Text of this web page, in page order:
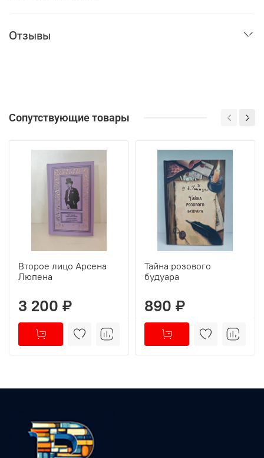
Отзывы
Сопутствующие товары
Второе лицо Арсена
Люпена
3 200 ₽
Тайна розового
будуара
890 ₽